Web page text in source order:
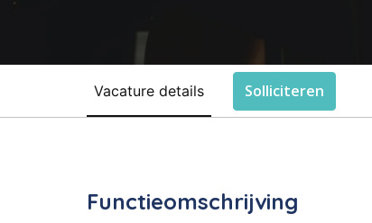
Vacature details Solliciteren
Functieomschrijving